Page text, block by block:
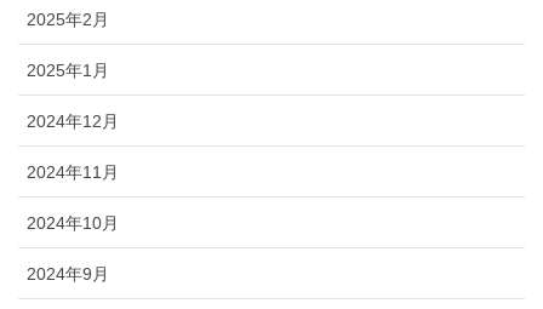
2025年2月
2025年1月
2024年12月
2024年11月
2024年10月
2024年9月